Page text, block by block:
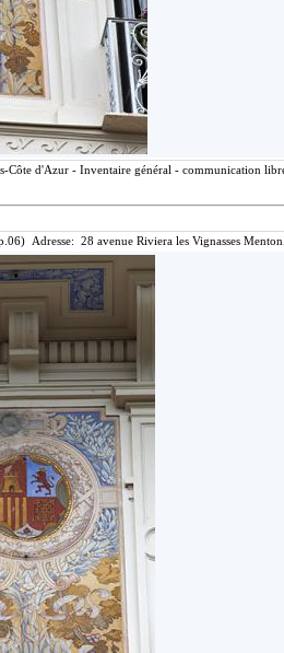
Côte d'Azur - Inventaire général - communication
Adresse: 28 avenue Riviera les Vignasses